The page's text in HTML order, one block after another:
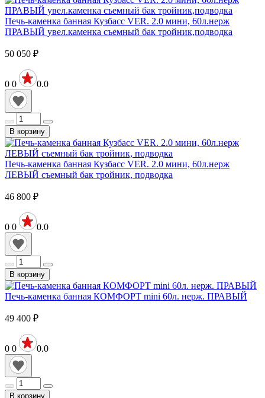
Печь-каменка банная Кузбасс VER. 2.0 мини, 60л.нерж
ПРАВЫЙ увел.каменка съемный бак тройник,подводка
50 050 ₽
0 0 0.0
В корзину
Печь-каменка банная Кузбасс VER. 2.0 мини, 60л.нерж
ЛЕВЫЙ съемный бак тройник, подводка
46 800 ₽
0 0 0.0
В корзину
Печь-каменка банная КОМФОРТ mini 60л. нерж. ПРАВЫЙ
49 400 ₽
0 0 0.0
В корзину